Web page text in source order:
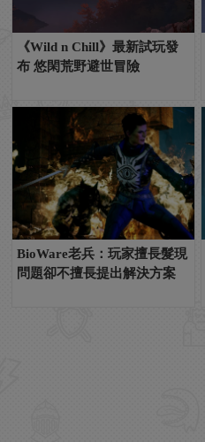
《Wild n Chill》最新試玩發
布 悠閑荒野避世冒險
BioWare老兵：玩家擅長髮現
問題卻不擅長提出解決方案